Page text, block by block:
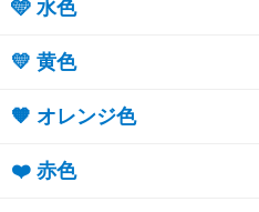
🩵 水色
💛 黄色
🧡 オレンジ色
❤️ 赤色